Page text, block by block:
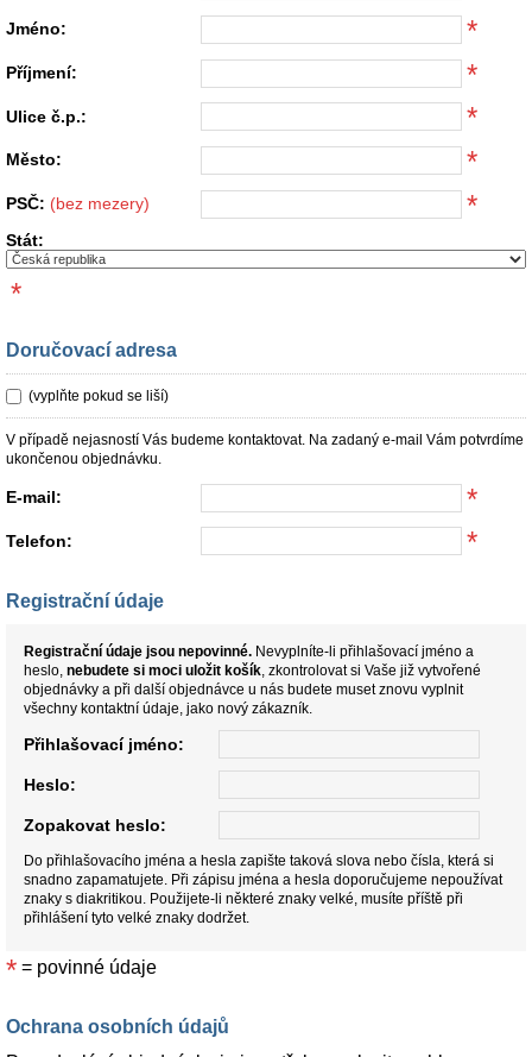
Jméno: *
Příjmení: *
Ulice č.p.: *
Město: *
PSČ: (bez mezery) *
Stát:
*
Doručovací adresa
(vyplňte pokud se liší)
V případě nejasností Vás budeme kontaktovat. Na zadaný e-mail Vám potvrdíme
ukončenou objednávku.
E-mail: *
Telefon: *
Registrační údaje
Registrační údaje jsou nepovinné. Nevyplníte-li přihlašovací jméno a
heslo, nebudete si moci uložit košík, zkontrolovat si Vaše již vytvořené
objednávky a při další objednávce u nás budete muset znovu vyplnit
všechny kontaktní údaje, jako nový zákazník.
Přihlašovací jméno:
Heslo:
Zopakovat heslo:
Do přihlašovacího jména a hesla zapište taková slova nebo čísla, která si
snadno zapamatujete. Při zápisu jména a hesla doporučujeme nepoužívat
znaky s diakritikou. Použijete-li některé znaky velké, musíte příště při
přihlášení tyto velké znaky dodržet.
* = povinné údaje
Ochrana osobních údajů